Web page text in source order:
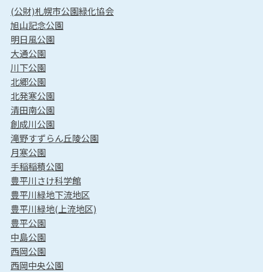
(公財)札幌市公園緑化協会
旭山記念公園
明日風公園
大通公園
川下公園
北郷公園
北発寒公園
清田南公園
創成川公園
滝野すずらん丘陵公園
月寒公園
手稲稲積公園
豊平川さけ科学館
豊平川緑地下流地区
豊平川緑地(上流地区)
豊平公園
中島公園
西岡公園
西岡中央公園